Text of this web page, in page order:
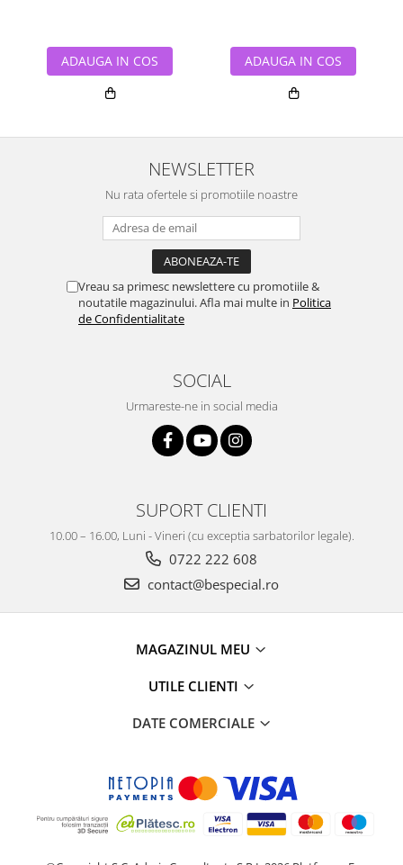
ADAUGA IN COS ADAUGA IN COS
NEWSLETTER
Nu rata ofertele si promotiile noastre
Vreau sa primesc newslettere cu promotiile &
noutatile magazinului. Afla mai multe in Politica
de Confidentialitate
SOCIAL
Urmareste-ne in social media
SUPORT CLIENTI
10.00 – 16.00, Luni - Vineri (cu exceptia sarbatorilor legale).
0722 222 608
contact@bespecial.ro
MAGAZINUL MEU
UTILE CLIENTI
DATE COMERCIALE